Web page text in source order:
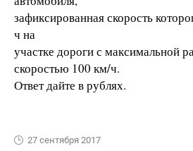
зафиксированная скорость
ч на
участке дороги с максимальной
скоростью 100 км/ч.
Ответ дайте в рублях.
27 сентября 2017